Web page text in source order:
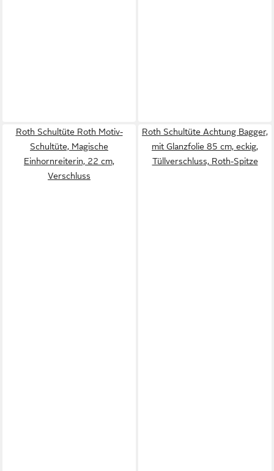
Roth Schultüte Roth Motiv-
Schultüte, Magische
Einhornreiterin, 22 cm,
Verschluss
Roth Schultüte Achtung Bagger,
mit Glanzfolie 85 cm, eckig,
Tüllverschluss, Roth-Spitze